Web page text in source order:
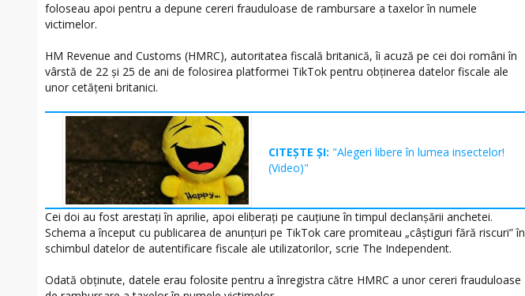
foloseau apoi pentru a depune cereri frauduloase de rambursare a taxelor în numele
victimelor.
HM Revenue and Customs (HMRC), autoritatea fiscală britanică, îi acuză pe cei doi români în
vârstă de 22 și 25 de ani de folosirea platformei TikTok pentru obținerea datelor fiscale ale
unor cetățeni britanici.
CITEȘTE ȘI: "Alegeri libere în lumea insectelor!
(Video)"
Cei doi au fost arestați în aprilie, apoi eliberați pe cauțiune în timpul declanșării anchetei.
Schema a început cu publicarea de anunțuri pe TikTok care promiteau „câștiguri fără riscuri” în
schimbul datelor de autentificare fiscale ale utilizatorilor, scrie The Independent.
Odată obținute, datele erau folosite pentru a înregistra către HMRC a unor cereri frauduloase